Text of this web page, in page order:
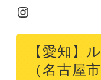
Instagram
【愛知】
（名古屋市